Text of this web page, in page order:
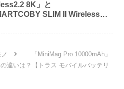
8K」と
SLIM II Wireless
リー】
「MiniMag Pro 10000mAh」
違いは？【トラス モバイルバッテリ